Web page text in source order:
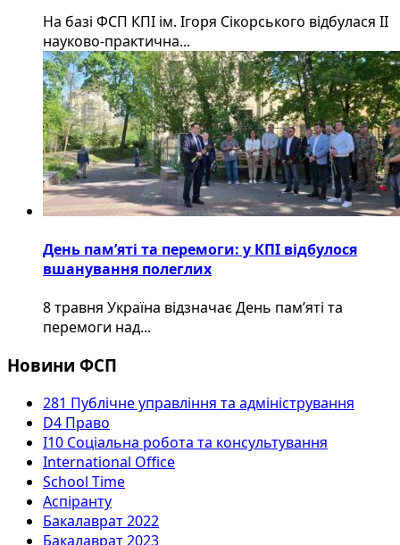
На базі ФСП КПІ ім. Ігоря Сікорського відбулася ІІ
науково-практична...
День пам’яті та перемоги: у КПІ відбулося
вшанування полеглих
8 травня Україна відзначає День пам’яті та
перемоги над...
Новини ФСП
281 Публічне управління та адміністрування
D4 Право
I10 Соціальна робота та консультування
International Office
School Time
Аспіранту
Бакалаврат 2022
Бакалаврат 2023